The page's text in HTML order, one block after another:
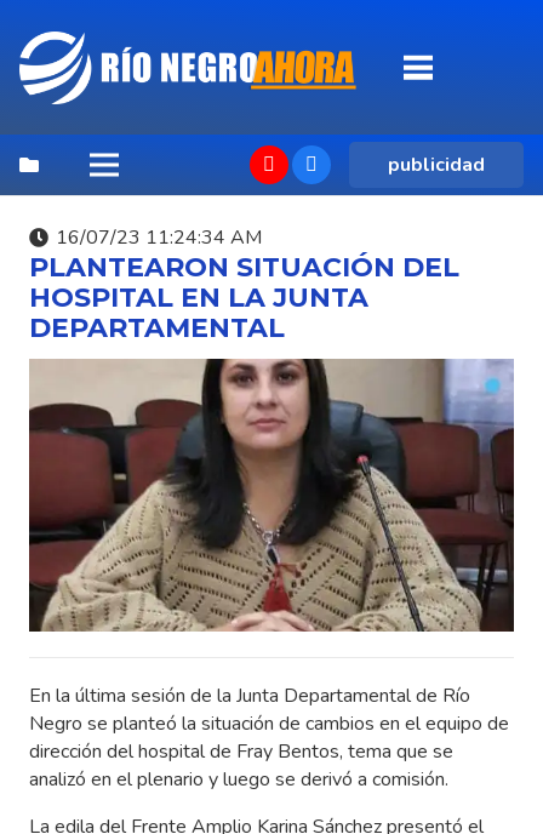
publicidad
16/07/23 11:24:34 AM
PLANTEARON SITUACIÓN DEL
HOSPITAL EN LA JUNTA
DEPARTAMENTAL
En la última sesión de la Junta Departamental de Río
Negro se planteó la situación de cambios en el equipo de
dirección del hospital de Fray Bentos, tema que se
analizó en el plenario y luego se derivó a comisión.
La edila del Frente Amplio Karina Sánchez presentó el